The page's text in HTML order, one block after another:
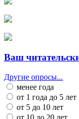
Ваш
Другие опросы...
менее года
от 1 года до 5 лет
от 5 до 10 лет